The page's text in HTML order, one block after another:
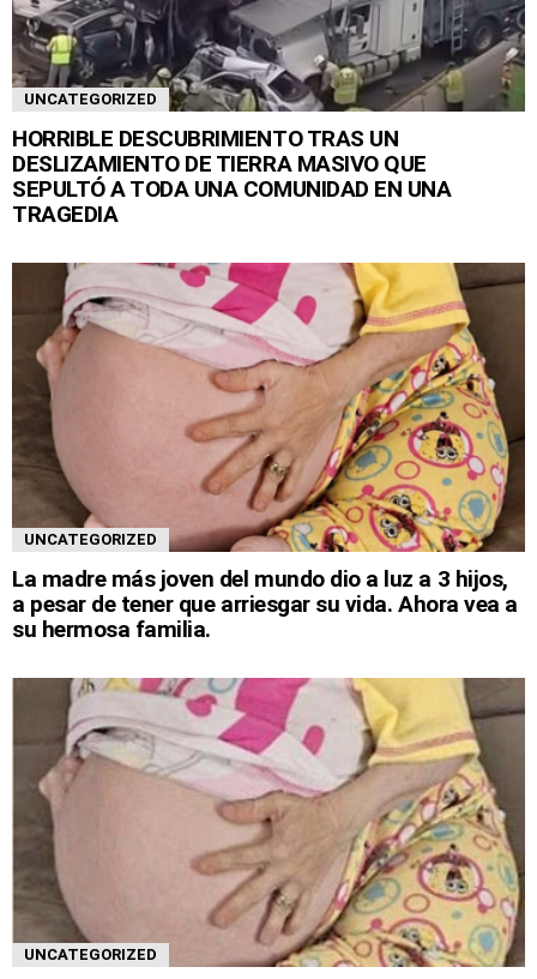
UNCATEGORIZED
HORRIBLE DESCUBRIMIENTO TRAS UN
DESLIZAMIENTO DE TIERRA MASIVO QUE
SEPULTÓ A TODA UNA COMUNIDAD EN UNA
TRAGEDIA
UNCATEGORIZED
La madre más joven del mundo dio a luz a 3 hijos,
a pesar de tener que arriesgar su vida. Ahora vea a
su hermosa familia.
UNCATEGORIZED